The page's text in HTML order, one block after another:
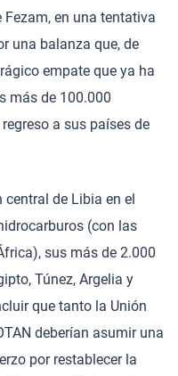
en una tentativa
una balanza que, de
empate que ya ha
más de 100.000
a sus países de
de Libia en el
(con las
sus más de 2.000
Túnez, Argelia y
que tanto la Unión
deberían asumir una
por restablecer la